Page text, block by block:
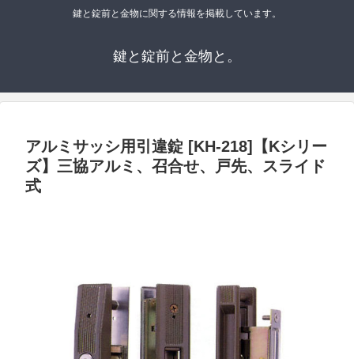
鍵と錠前と金物に関する情報を掲載しています。
鍵と錠前と金物と。
アルミサッシ用引違錠 [KH-218]【Kシリー
ズ】三協アルミ、召合せ、戸先、スライド
式